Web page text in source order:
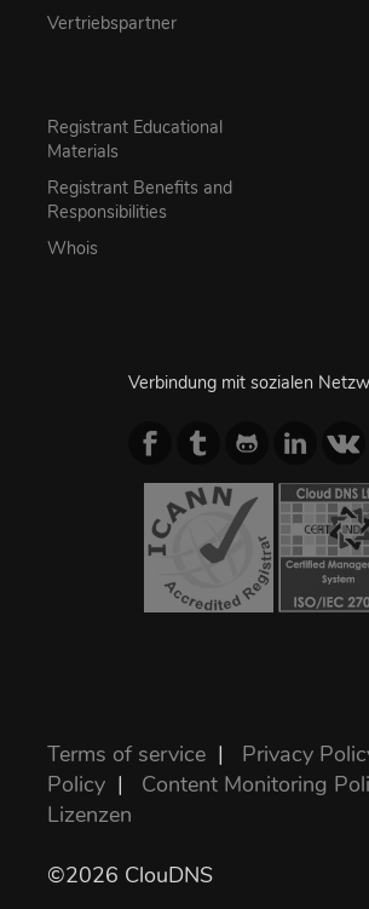
Vertriebspartner
Registrant Educational
Materials
Registrant Benefits and
Responsibilities
Whois
Verbindung mit sozialen
Terms of service | Privacy
Policy | Content Monitoring
Lizenzen
©2026 ClouDNS